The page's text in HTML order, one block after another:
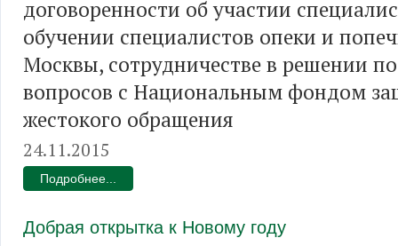
договоренности об участии
обучении специалистов опеки и
Москвы, сотрудничестве в решении
вопросов с Национальным фондом
жестокого обращения
24.11.2015
Подробнее...
Добрая открытка к Новому году